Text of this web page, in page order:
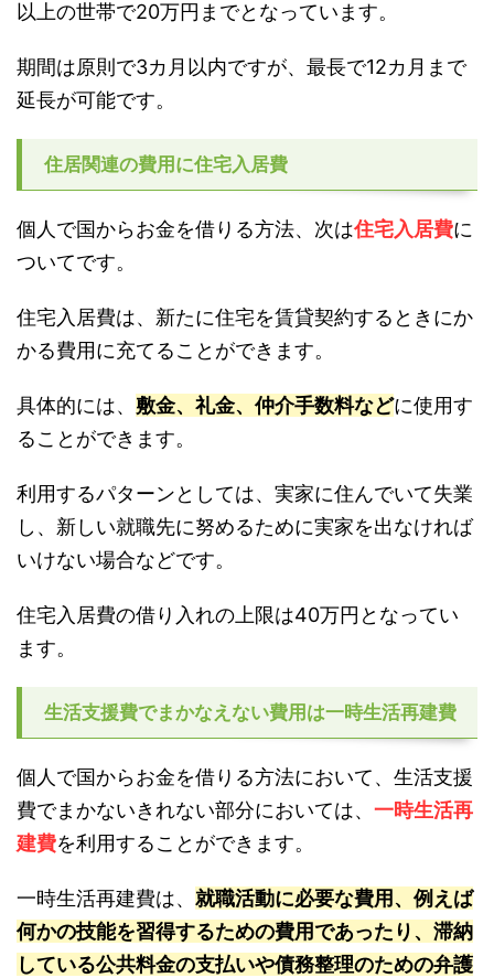
以上の世帯で20万円までとなっています。
期間は原則で3カ月以内ですが、最長で12カ月まで
延長が可能です。
住居関連の費用に住宅入居費
個人で国からお金を借りる方法、次は住宅入居費に
ついてです。
住宅入居費は、新たに住宅を賃貸契約するときにか
かる費用に充てることができます。
具体的には、 敷金、礼金、仲介手数料などに使用す
ることができます。
利用するパターンとしては、実家に住んでいて失業
し、新しい就職先に努めるために実家を出なければ
いけない場合などです。
住宅入居費の借り入れの上限は40万円となってい
ます。
生活支援費でまかなえない費用は一時生活再建費
個人で国からお金を借りる方法において、生活支援
費でまかないきれない部分においては、 一時生活再
建費を利用することができます。
一時生活再建費は、 就職活動に必要な費用、例えば
何かの技能を習得するための費用であったり、滞納
している公共料金の支払いや債務整理のための弁護